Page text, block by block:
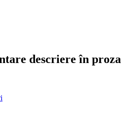
descriere în proza